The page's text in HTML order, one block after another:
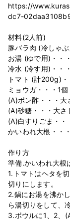
https://
dc7-
材料(2人前)
豚バラ肉 (冷しゃ
お湯 (ゆで用)・・
冷水 (冷す用)・・
トマト (計200g)
ミョウガ・・・1個
(A)ポン酢・・・大
(A)砂糖・・・大さ
(A)白すりごま・・
かいわれ大根・・
作り方
準備.かいわれ大根
1.トマトはヘタを
切りにします。
2.鍋にお湯を沸か
ら湯切りをして、
3.ボウルに1、2、